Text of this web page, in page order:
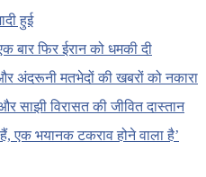
हुई
बार फिर ईरान को धमकी दी
और अंदरूनी मतभेदों की खबरों को नकारा
साझी विरासत की जीवित दास्तान
एक भयानक टकराव होने वाला है’